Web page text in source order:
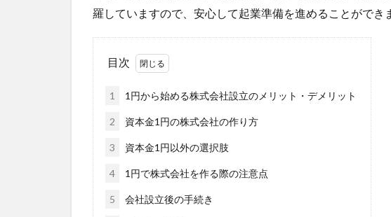
羅していますので、安心して起業準備を進めることができ
目次
1 1円から始める株式会社設立のメリット・デメリット
2 資本金1円の株式会社の作り方
3 資本金1円以外の選択肢
4 1円で株式会社を作る際の注意点
5 会社設立後の手続き